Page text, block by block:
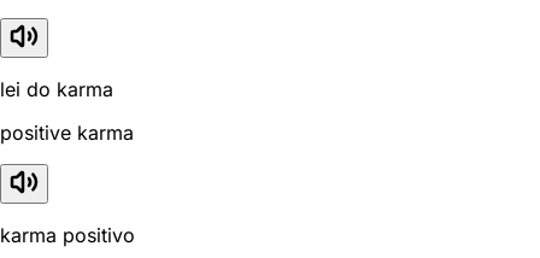
lei do karma
positive karma
karma positivo